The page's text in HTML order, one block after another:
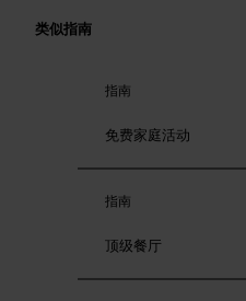
类似指南
指南
免费家庭活动
指南
顶级餐厅